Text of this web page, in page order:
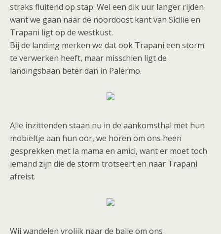
straks fluitend op stap. Wel een dik uur langer rijden
want we gaan naar de noordoost kant van Sicilië en
Trapani ligt op de westkust.
Bij de landing merken we dat ook Trapani een storm
te verwerken heeft, maar misschien ligt de
landingsbaan beter dan in Palermo.
Alle inzittenden staan nu in de aankomsthal met hun
mobieltje aan hun oor, we horen om ons heen
gesprekken met la mama en amici, want er moet toch
iemand zijn die de storm trotseert en naar Trapani
afreist.
Wij wandelen vrolijk naar de balie om ons